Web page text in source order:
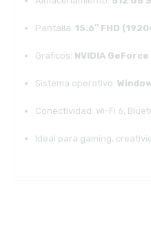
Pantalla: 15.6″ FHD
Gráficos: NVIDIA
Sistema operativo:
Conectividad: Wi-Fi 6,
Ideal para gaming,